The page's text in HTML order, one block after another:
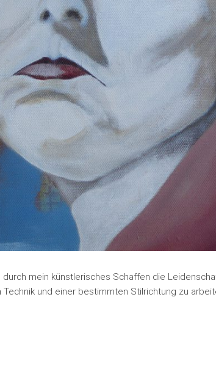
mein künstlerisches Schaffen die
und einer bestimmten Stilrichtung zu